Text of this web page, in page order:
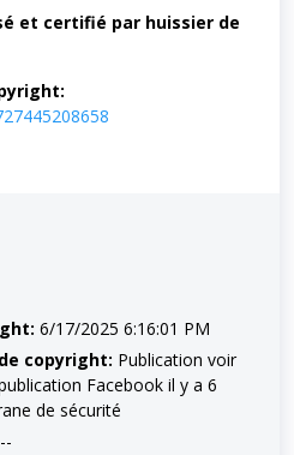
et certifié par huissier de
6/17/2025 6:16:01 PM
copyright: Publication voir
Facebook il y a 6
de sécurité